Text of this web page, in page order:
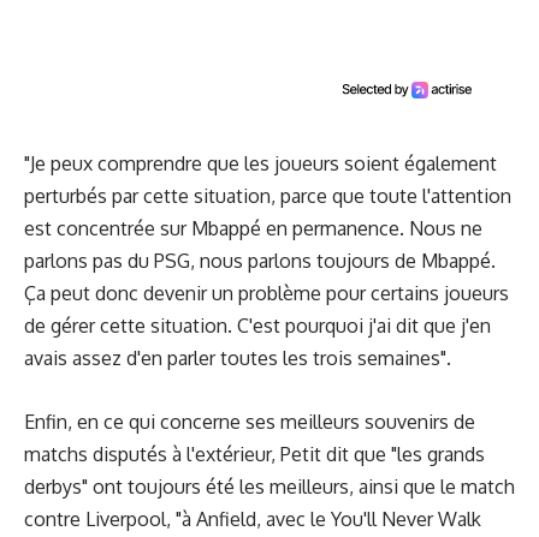
"Je peux comprendre que les joueurs soient également
perturbés par cette situation, parce que toute l'attention
est concentrée sur Mbappé en permanence. Nous ne
parlons pas du PSG, nous parlons toujours de Mbappé.
Ça peut donc devenir un problème pour certains joueurs
de gérer cette situation. C'est pourquoi j'ai dit que j'en
avais assez d'en parler toutes les trois semaines".
Enfin, en ce qui concerne ses meilleurs souvenirs de
matchs disputés à l'extérieur, Petit dit que "les grands
derbys" ont toujours été les meilleurs, ainsi que le match
contre Liverpool, "à Anfield, avec le You'll Never Walk